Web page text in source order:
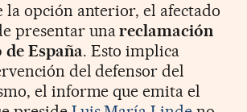
opción anterior, el afectado
presentar unareclamación
de España. Esto implica
del defensor del
el informe que emita el